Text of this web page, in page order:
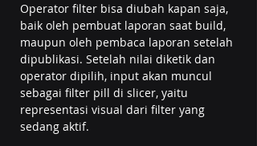
Operator filter bisa diubah kapan saja,
baik oleh pembuat laporan saat build,
maupun oleh pembaca laporan setelah
dipublikasi. Setelah nilai diketik dan
operator dipilih, input akan muncul
sebagai filter pill di slicer, yaitu
representasi visual dari filter yang
sedang aktif.